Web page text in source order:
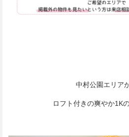
中村公園エリア
ロフト付きの爽やか1K